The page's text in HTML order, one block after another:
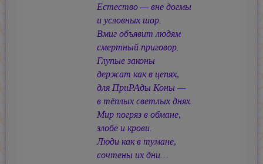
Естество — вне догмы
и условных шор.
Вмиг объявит людям
смертный приговор.
Глупые законы
держат как в цепях,
для ПриРАды Коны —
в тёплых светлых днях.
Мир погряз в обмане,
злобе и крови.
Люди как в тумане,
сочтены их дни…